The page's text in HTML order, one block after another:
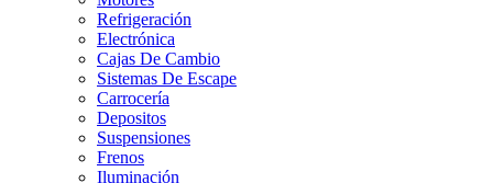
Refrigeración
Electrónica
Cajas De Cambio
Sistemas De Escape
Carrocería
Depositos
Suspensiones
Frenos
Iluminación